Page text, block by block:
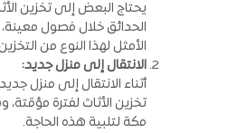
يحتاج البعض إلى تخزين
الحدائق خلال فصول
الأمثل لهذا النوع من
الانتقال إلى منزل جديد:
أثناء الانتقال إلى منزل
تخزين الأثاث لفترة
مكة لتلبية هذه الحاجة.